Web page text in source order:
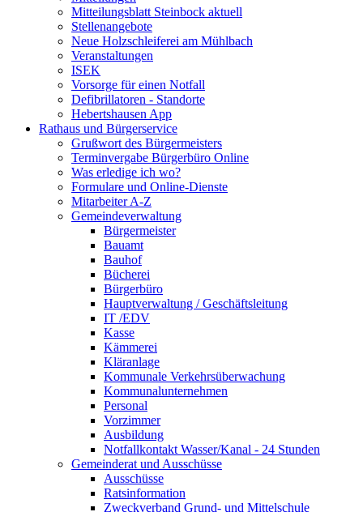
Mitteilungsblatt Steinbock aktuell
Stellenangebote
Neue Holzschleiferei am Mühlbach
Veranstaltungen
ISEK
Vorsorge für einen Notfall
Defibrillatoren - Standorte
Hebertshausen App
Rathaus und Bürgerservice
Grußwort des Bürgermeisters
Terminvergabe Bürgerbüro Online
Was erledige ich wo?
Formulare und Online-Dienste
Mitarbeiter A-Z
Gemeindeverwaltung
Bürgermeister
Bauamt
Bauhof
Bücherei
Bürgerbüro
Hauptverwaltung / Geschäftsleitung
IT /EDV
Kasse
Kämmerei
Kläranlage
Kommunale Verkehrsüberwachung
Kommunalunternehmen
Personal
Vorzimmer
Ausbildung
Notfallkontakt Wasser/Kanal - 24 Stunden
Gemeinderat und Ausschüsse
Ausschüsse
Ratsinformation
Zweckverband Grund- und Mittelschule